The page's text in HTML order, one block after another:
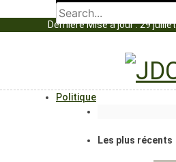
Dernière Mise à jour : 29
Politique
Les plus récents